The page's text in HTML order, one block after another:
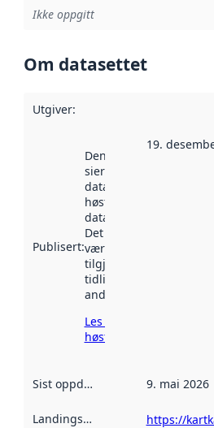
Ikke oppgitt
Om datasettet
Utgiver:
Publisert:
Denne datoen
sier når
datasettet ble
høstet av
data.norge.no.
Det kan ha
vært
tilgjengelig
tidligere
andre steder.
Les mer om
høsting her
19.
Sist oppdatert 9. mai 2026
Landingsside
https://